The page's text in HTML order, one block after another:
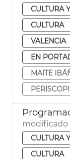
CULTURA
CULTURA
VALENCIA
EN
MAITE
PERISCOPI
modificado
CULTURA
CULTURA